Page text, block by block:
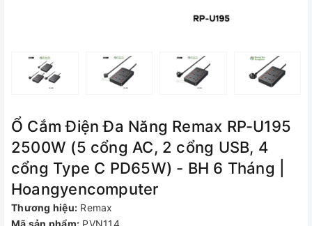
Ổ Cắm Điện Đa Năng Remax RP-U195
2500W (5 cổng AC, 2 cổng USB, 4
cổng Type C PD65W) - BH 6 Tháng |
Hoangyencomputer
Thương hiệu: Remax
Mã sản phẩm: PVN114